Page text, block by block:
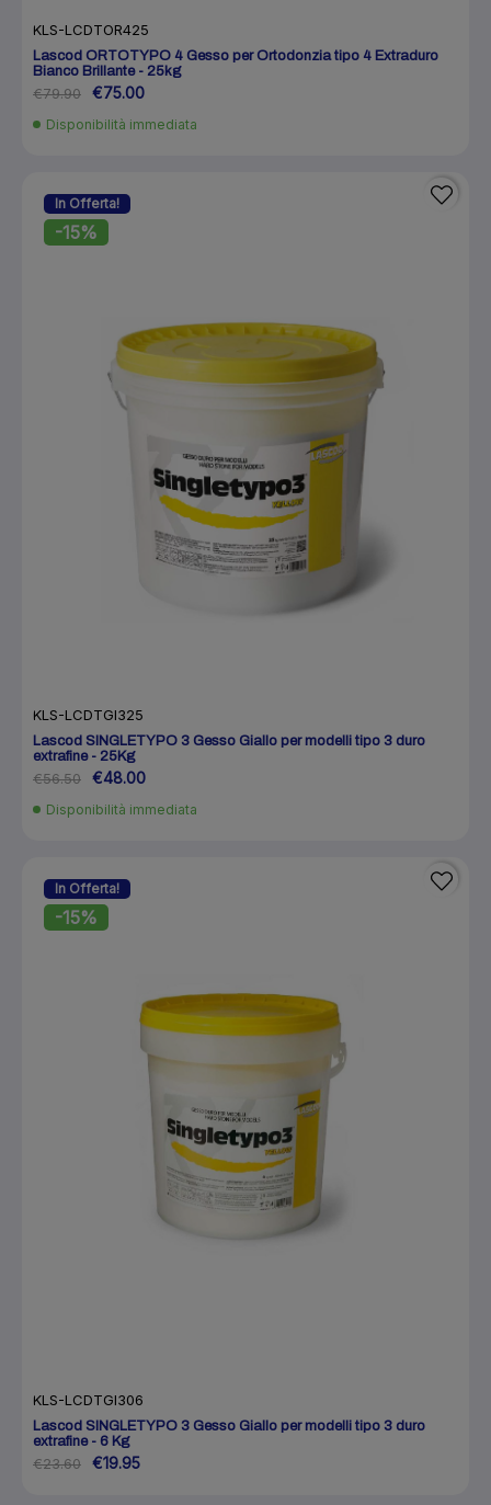
KLS-LCDTOR425
Lascod ORTOTYPO 4 Gesso per Ortodonzia tipo 4 Extraduro
Bianco Brillante - 25kg
€79.90 €75.00
Disponibilità immediata
In Offerta!
-15%
KLS-LCDTGI325
Lascod SINGLETYPO 3 Gesso Giallo per modelli tipo 3 duro
extrafine - 25Kg
€56.50 €48.00
Disponibilità immediata
In Offerta!
-15%
KLS-LCDTGI306
Lascod SINGLETYPO 3 Gesso Giallo per modelli tipo 3 duro
extrafine - 6 Kg
€23.60 €19.95